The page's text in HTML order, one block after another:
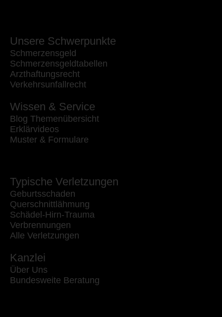
Unsere Schwerpunkte
Schmerzensgeld
Schmerzensgeldtabellen
Arzthaftungsrecht
Verkehrsunfallrecht
Wissen & Service
Blog Themenübersicht
Erklärvideos
Muster & Formulare
Typische Verletzungen
Geburtsschaden
Querschnittlähmung
Schädel-Hirn-Trauma
Verbrennungen
Alle Verletzungen
Kanzlei
Über Uns
Bundesweite Beratung